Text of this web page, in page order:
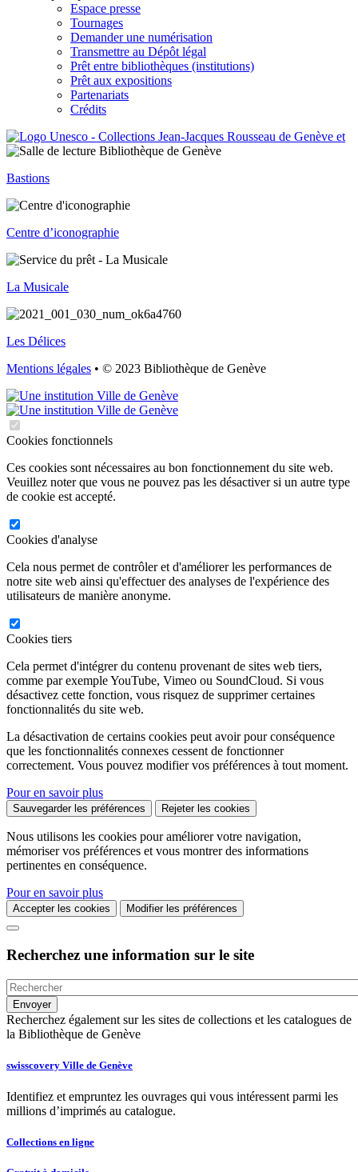
Espace presse
Tournages
Demander une numérisation
Transmettre au Dépôt légal
Prêt entre bibliothèques (institutions)
Prêt aux expositions
Partenariats
Crédits
Bastions
Centre d’iconographie
La Musicale
Les Délices
Mentions légales • © 2023 Bibliothèque de Genève
Cookies fonctionnels
Ces cookies sont nécessaires au bon fonctionnement du site web.
Veuillez noter que vous ne pouvez pas les désactiver si un autre type
de cookie est accepté.
Cookies d'analyse
Cela nous permet de contrôler et d'améliorer les performances de
notre site web ainsi qu'effectuer des analyses de l'expérience des
utilisateurs de manière anonyme.
Cookies tiers
Cela permet d'intégrer du contenu provenant de sites web tiers,
comme par exemple YouTube, Vimeo ou SoundCloud. Si vous
désactivez cette fonction, vous risquez de supprimer certaines
fonctionnalités du site web.
La désactivation de certains cookies peut avoir pour conséquence
que les fonctionnalités connexes cessent de fonctionner
correctement. Vous pouvez modifier vos préférences à tout moment.
Pour en savoir plus
Sauvegarder les préférences Rejeter les cookies
Nous utilisons les cookies pour améliorer votre navigation,
mémoriser vos préférences et vous montrer des informations
pertinentes en conséquence.
Pour en savoir plus
Accepter les cookies Modifier les préférences
Recherchez une information sur le site
Recherchez également sur les sites de collections et les catalogues de
la Bibliothèque de Genève
swisscovery Ville de Genève
Identifiez et empruntez les ouvrages qui vous intéressent parmi les
millions d’imprimés au catalogue.
Collections en ligne